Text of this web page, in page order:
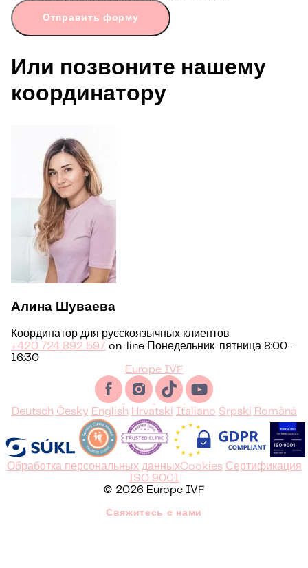
Отправить форму
Или позвоните нашему
координатору
Алина Шуваева
Координатор для русскоязычных клиентов
+420 724 892 597 on-line Понедельник-пятница 8:00-
16:30
Europe IVF
Deutsch Česky English Hrvatski Italiano Srpski Română
Обработка персональных данныхCookies Сертификация
ISO 9001
© 2026 Europe IVF
Свяжитесь с нами